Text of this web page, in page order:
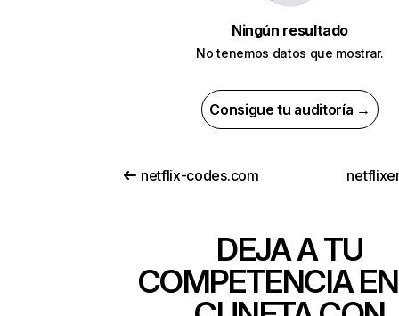
Ningún resultado
No tenemos datos que mostrar.
Consigue tu auditoría →
netflix-codes.com
DEJA A TU
COMPETENCIA